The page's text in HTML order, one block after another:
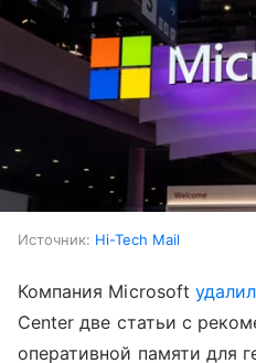
Источник: Hi-Tech Mail
Компания Microsoft
Center две статьи с
оперативной памяти для